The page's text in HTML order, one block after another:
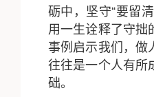
砺中，坚守“要留
用一生诠释了守拙
事例启示我们，做
往往是一个人有所
础。